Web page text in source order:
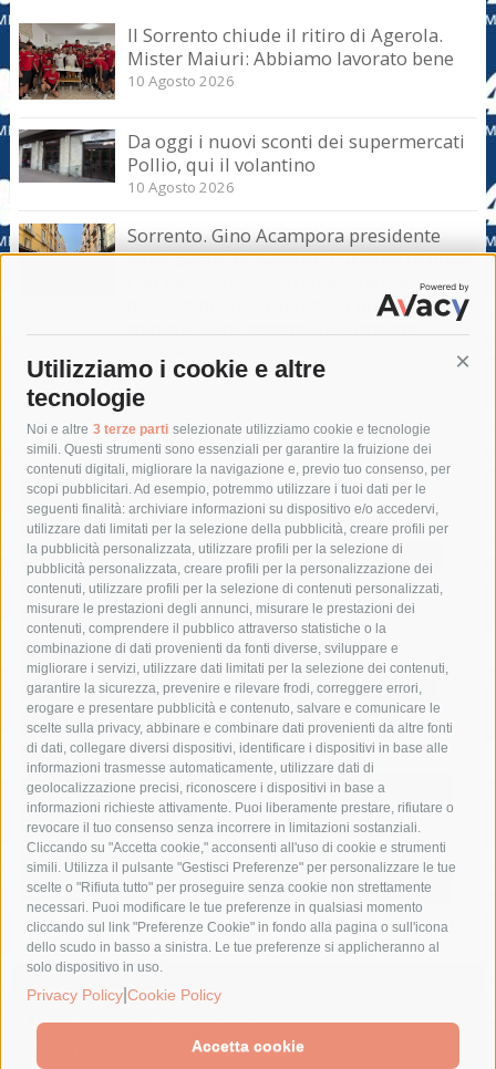
Utilizziamo i cookie e altre
tecnologie
Noi e altre 3 terze parti selezionate utilizziamo cookie e tecnologie
simili. Questi strumenti sono essenziali per garantire la fruizione dei
contenuti digitali, migliorare la navigazione e, previo tuo consenso, per
scopi pubblicitari. Ad esempio, potremmo utilizzare i tuoi dati per le
seguenti finalità: archiviare informazioni su dispositivo e/o accedervi,
utilizzare dati limitati per la selezione della pubblicità, creare profili per
la pubblicità personalizzata, utilizzare profili per la selezione di
pubblicità personalizzata, creare profili per la personalizzazione dei
contenuti, utilizzare profili per la selezione di contenuti personalizzati,
misurare le prestazioni degli annunci, misurare le prestazioni dei
contenuti, comprendere il pubblico attraverso statistiche o la
combinazione di dati provenienti da fonti diverse, sviluppare e
migliorare i servizi, utilizzare dati limitati per la selezione dei contenuti,
garantire la sicurezza, prevenire e rilevare frodi, correggere errori,
erogare e presentare pubblicità e contenuto, salvare e comunicare le
scelte sulla privacy, abbinare e combinare dati provenienti da altre fonti
di dati, collegare diversi dispositivi, identificare i dispositivi in base alle
informazioni trasmesse automaticamente, utilizzare dati di
geolocalizzazione precisi, riconoscere i dispositivi in base a
informazioni richieste attivamente. Puoi liberamente prestare, rifiutare o
revocare il tuo consenso senza incorrere in limitazioni sostanziali.
Cliccando su "Accetta cookie," acconsenti all'uso di cookie e strumenti
simili. Utilizza il pulsante "Gestisci Preferenze" per personalizzare le tue
scelte o "Rifiuta tutto" per proseguire senza cookie non strettamente
necessari. Puoi modificare le tue preferenze in qualsiasi momento
cliccando sul link "Preferenze Cookie" in fondo alla pagina o sull'icona
dello scudo in basso a sinistra. Le tue preferenze si applicheranno al
solo dispositivo in uso.
Privacy Policy Cookie Policy
Accetta cookie
Il Sorrento chiude il ritiro di Agerola.
Mister Maiuri: Abbiamo lavorato bene
10 Agosto 2026
Da oggi i nuovi sconti dei supermercati
Pollio, qui il volantino
10 Agosto 2026
Sorrento. Gino Acampora presidente
degli agenti di viaggio: Turismo in linea
con gli anni scorsi ma calo nel clou
dell’estate, a Ferragosto si punta sul last
Tag
acqua allerta meteo
anas
area marina protetta di punta campanella
arresto
Asl Napoli 3 sud
capitaneria di porto capri
carabinieri
castellammare di stabia
circumvesuviana
comune di sorrento
concerto
contagi
costiera amalfitana
covid-19 eav
elezioni
fondazione sorrento
gori guardia costiera
incidente
lavori
lorenzo balducelli mare
massa lubrense
massimo coppola
Meta napoli
ordinanza
penisola sorrentina
piano di sorrento
polizia municipale
protezione civile
Regione Campania
sant'agnello
sindaco cuomo
sorrento studenti temporali
treni
turismo
Vico Equense villa fiorentino vincenzo de luca
© 2015 SorrentoPress. All rights reserved.
Il giornale online della Penisola Sorrentina
Cookie Policy